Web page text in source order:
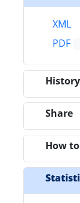
XML
PDF
History
Share
How